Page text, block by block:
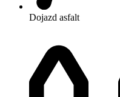
Dojazd asfalt